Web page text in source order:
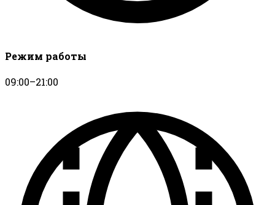
Режим работы
09:00–21:00